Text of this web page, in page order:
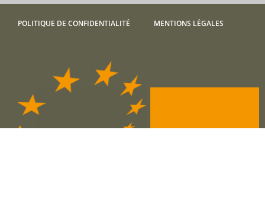
POLITIQUE DE CONFIDENTIALITÉ MENTIONS LÉGALES